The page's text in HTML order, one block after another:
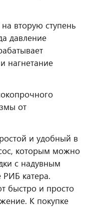
вторую ступень
давление
нагнетание
от
и удобный в
которым можно
с надувным
РИБ катера.
быстро и просто
К покупке